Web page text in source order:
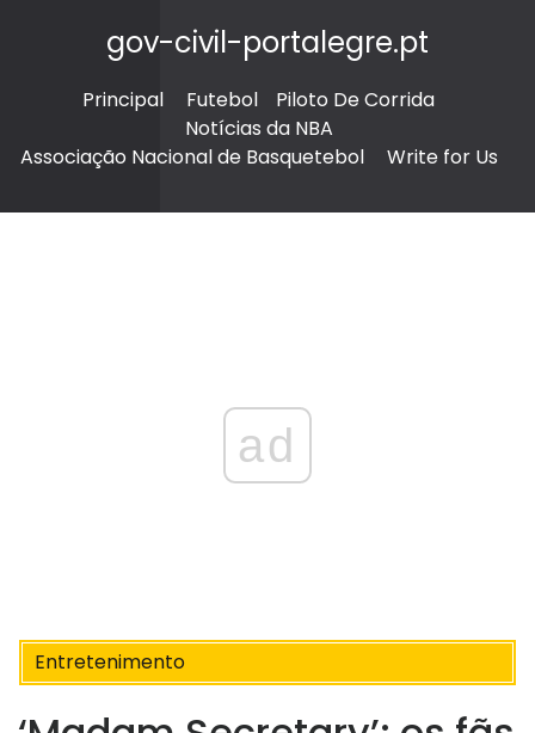
gov-civil-portalegre.pt
Principal Futebol
Piloto De Corrida
Notícias da NBA
Associação Nacional de Basquetebol
Write for Us
ad
Entretenimento